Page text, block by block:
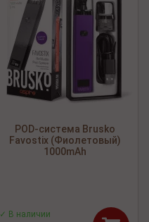
POD-система Brusko
Favostix (Фиолетовый)
1000mAh
✓ В наличии